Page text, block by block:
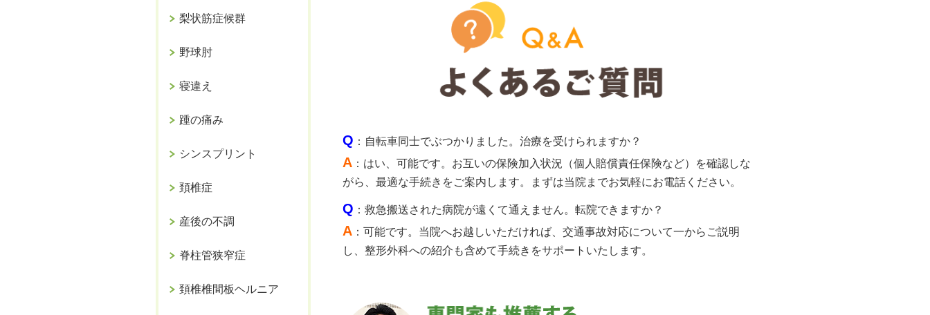
Q ：自転車同士でぶつかりました。治療を受けられますか？
A：はい、可能です。お互いの保険加入状況（個人賠償責任保険など）を確認しな
がら、最適な手続きをご案内します。まずは当院までお気軽にお電話ください。
Q ：救急搬送された病院が遠くて通えません。転院できますか？
A：可能です。当院へお越しいただければ、交通事故対応について一からご説明
し、整形外科への紹介も含めて手続きをサポートいたします。
梨状筋症候群
野球肘
寝違え
踵の痛み
シンスプリント
頚椎症
産後の不調
脊柱管狭窄症
頚椎椎間板ヘルニア